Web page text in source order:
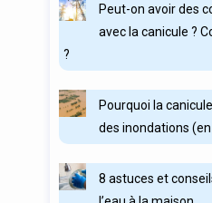
Peut-on avoir des
avec la canicule ?
?
Pourquoi la
des inondations (en
8 astuces et